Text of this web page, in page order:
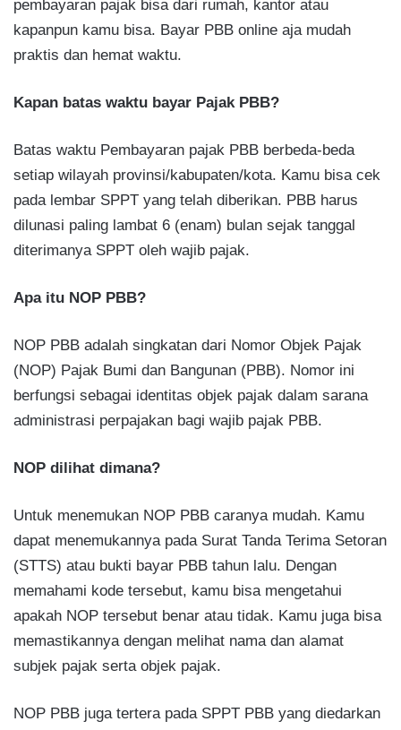
pembayaran pajak bisa dari rumah, kantor atau
kapanpun kamu bisa. Bayar PBB online aja mudah
praktis dan hemat waktu.
Kapan batas waktu bayar Pajak PBB?
Batas waktu Pembayaran pajak PBB berbeda-beda
setiap wilayah provinsi/kabupaten/kota. Kamu bisa cek
pada lembar SPPT yang telah diberikan. PBB harus
dilunasi paling lambat 6 (enam) bulan sejak tanggal
diterimanya SPPT oleh wajib pajak.
Apa itu NOP PBB?
NOP PBB adalah singkatan dari Nomor Objek Pajak
(NOP) Pajak Bumi dan Bangunan (PBB). Nomor ini
berfungsi sebagai identitas objek pajak dalam sarana
administrasi perpajakan bagi wajib pajak PBB.
NOP dilihat dimana?
Untuk menemukan NOP PBB caranya mudah. Kamu
dapat menemukannya pada Surat Tanda Terima Setoran
(STTS) atau bukti bayar PBB tahun lalu. Dengan
memahami kode tersebut, kamu bisa mengetahui
apakah NOP tersebut benar atau tidak. Kamu juga bisa
memastikannya dengan melihat nama dan alamat
subjek pajak serta objek pajak.
NOP PBB juga tertera pada SPPT PBB yang diedarkan